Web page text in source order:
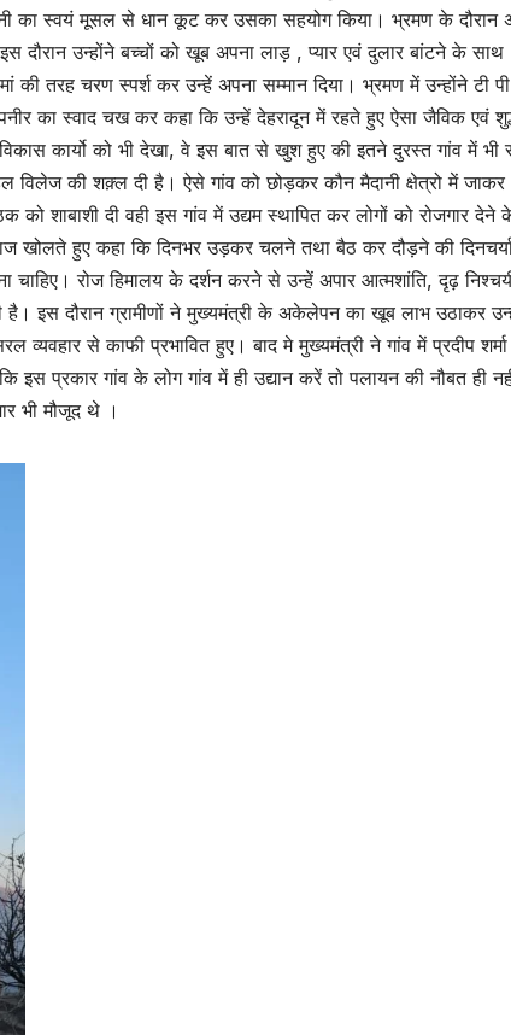
का स्वयं मूसल से धान कूट कर उसका सहयोग किया। भ्रमण के दौरान
दौरान उन्होंने बच्चों को खूब अपना लाड़ , प्यार एवं दुलार बांटने के साथ
तरह चरण स्पर्श कर उन्हें अपना सम्मान दिया। भ्रमण में उन्होंने टी
पनीर का स्वाद चख कर कहा कि उन्हें देहरादून में रहते हुए ऐसा जैविक एवं
कार्यो को भी देखा, वे इस बात से खुश हुए की इतने दुरस्त गांव में भी
की शक़्ल दी है। ऐसे गांव को छोड़कर कौन मैदानी क्षेत्रो में जाकर
को शाबाशी दी वही इस गांव में उद्यम स्थापित कर लोगों को रोजगार देने
खोलते हुए कहा कि दिनभर उड़कर चलने तथा बैठ कर दौड़ने की
चाहिए। रोज हिमालय के दर्शन करने से उन्हें अपार आत्मशांति, दृढ़
है। इस दौरान ग्रामीणों ने मुख्यमंत्री के अकेलेपन का खूब लाभ उठाकर
से काफी प्रभावित हुए। बाद मे मुख्यमंत्री ने गांव में प्रदीप शर्मा
इस प्रकार गांव के लोग गांव में ही उद्यान करें तो पलायन की नौबत ही
भी मौजूद थे ।